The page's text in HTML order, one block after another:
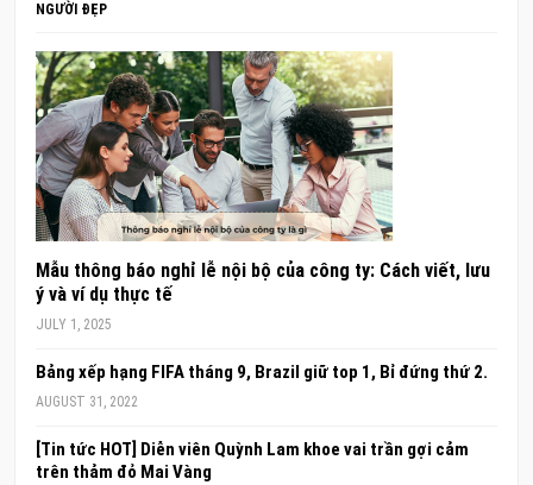
NGƯỜI ĐẸP
Mẫu thông báo nghỉ lễ nội bộ của công ty: Cách viết, lưu
ý và ví dụ thực tế
JULY 1, 2025
Bảng xếp hạng FIFA tháng 9, Brazil giữ top 1, Bỉ đứng thứ 2.
AUGUST 31, 2022
[Tin tức HOT] Diễn viên Quỳnh Lam khoe vai trần gợi cảm
trên thảm đỏ Mai Vàng